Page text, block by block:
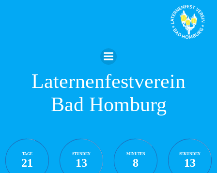
Laternenfestverein
Bad Homburg
TAGE
21
STUNDEN
13
MINUTEN
8
SEKUNDEN
12